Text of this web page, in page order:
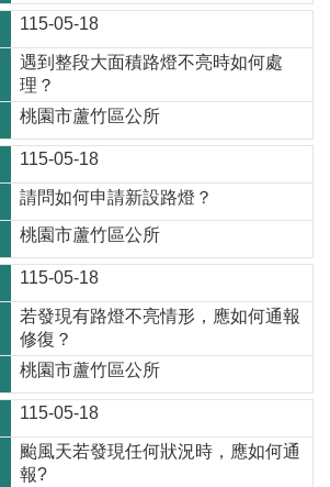
115-05-18
遇到整段大面積路燈不亮時如何處
理？
桃園市蘆竹區公所
115-05-18
請問如何申請新設路燈？
桃園市蘆竹區公所
115-05-18
若發現有路燈不亮情形，應如何通報
修復？
桃園市蘆竹區公所
115-05-18
颱風天若發現任何狀況時，應如何通
報?